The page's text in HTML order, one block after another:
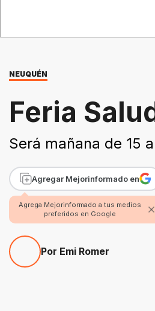
NEUQUÉN
Feria
Será mañana de 15 a
Agregar Mejorinformado en
Agrega Mejorinformado a tus medios
preferidos en Google
Por Emi Romer